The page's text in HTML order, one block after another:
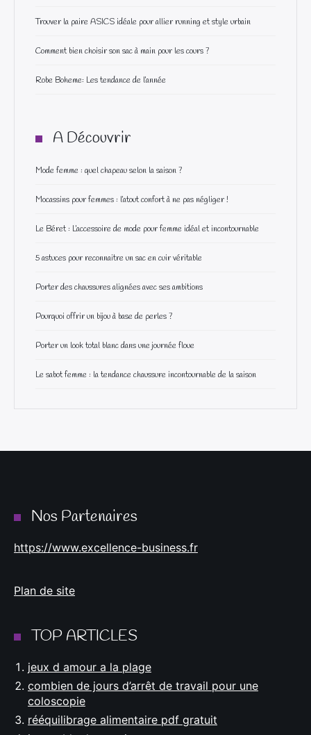
Trouver la paire ASICS idéale pour allier running et style urbain
Comment bien choisir son sac à main pour les cours ?
Robe Boheme: Les tendance de l’année
A Découvrir
Mode femme : quel chapeau selon la saison ?
Mocassins pour femmes : l’atout confort à ne pas négliger !
Le Béret : L’accessoire de mode pour femme idéal et incontournable
5 astuces pour reconnaitre un sac en cuir véritable
Porter des chaussures alignées avec ses ambitions
Pourquoi offrir un bijou à base de perles ?
Porter un look total blanc dans une journée floue
Le sabot femme : la tendance chaussure incontournable de la saison
Nos Partenaires
https://www.excellence-business.fr
Plan de site
TOP ARTICLES
jeux d amour a la plage
combien de jours d’arrêt de travail pour une
coloscopie
rééquilibrage alimentaire pdf gratuit